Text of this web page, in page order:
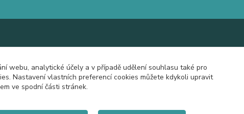
webu, analytické účely a v případě udělení souhlasu také pro
Nastavení vlastních preferencí cookies můžete kdykoli upravit
ve spodní části stránek.